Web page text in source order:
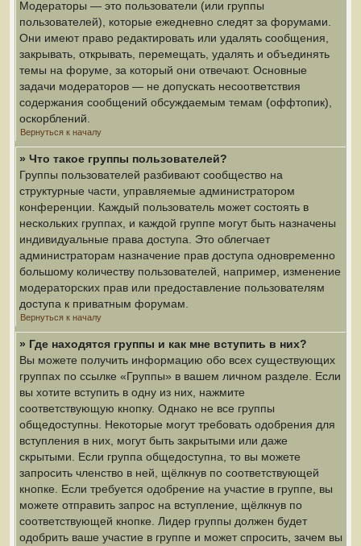
Модераторы — это пользователи (или группы
пользователей), которые ежедневно следят за форумами.
Они имеют право редактировать или удалять сообщения,
закрывать, открывать, перемещать, удалять и объединять
темы на форуме, за который они отвечают. Основные
задачи модераторов — не допускать несоответствия
содержания сообщений обсуждаемым темам (оффтопик),
оскорблений.
Вернуться к началу
» Что такое группы пользователей?
Группы пользователей разбивают сообщество на
структурные части, управляемые администратором
конференции. Каждый пользователь может состоять в
нескольких группах, и каждой группе могут быть назначены
индивидуальные права доступа. Это облегчает
администраторам назначение прав доступа одновременно
большому количеству пользователей, например, изменение
модераторских прав или предоставление пользователям
доступа к приватным форумам.
Вернуться к началу
» Где находятся группы и как мне вступить в них?
Вы можете получить информацию обо всех существующих
группах по ссылке «Группы» в вашем личном разделе. Если
вы хотите вступить в одну из них, нажмите
соответствующую кнопку. Однако не все группы
общедоступны. Некоторые могут требовать одобрения для
вступления в них, могут быть закрытыми или даже
скрытыми. Если группа общедоступна, то вы можете
запросить членство в ней, щёлкнув по соответствующей
кнопке. Если требуется одобрение на участие в группе, вы
можете отправить запрос на вступление, щёлкнув по
соответствующей кнопке. Лидер группы должен будет
одобрить ваше участие в группе и может спросить, зачем вы